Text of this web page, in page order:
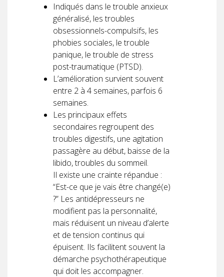
Indiqués dans le trouble anxieux
généralisé, les troubles
obsessionnels-compulsifs, les
phobies sociales, le trouble
panique, le trouble de stress
post-traumatique (PTSD).
L’amélioration survient souvent
entre 2 à 4 semaines, parfois 6
semaines.
Les principaux effets
secondaires regroupent des
troubles digestifs, une agitation
passagère au début, baisse de la
libido, troubles du sommeil.
Il existe une crainte répandue :
“Est-ce que je vais être changé(e)
?” Les antidépresseurs ne
modifient pas la personnalité,
mais réduisent un niveau d’alerte
et de tension continus qui
épuisent. Ils facilitent souvent la
démarche psychothérapeutique
qui doit les accompagner.